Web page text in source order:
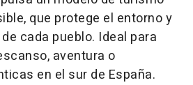
que protege el entorno y
cada pueblo. Ideal para
aventura o
en el sur de España.